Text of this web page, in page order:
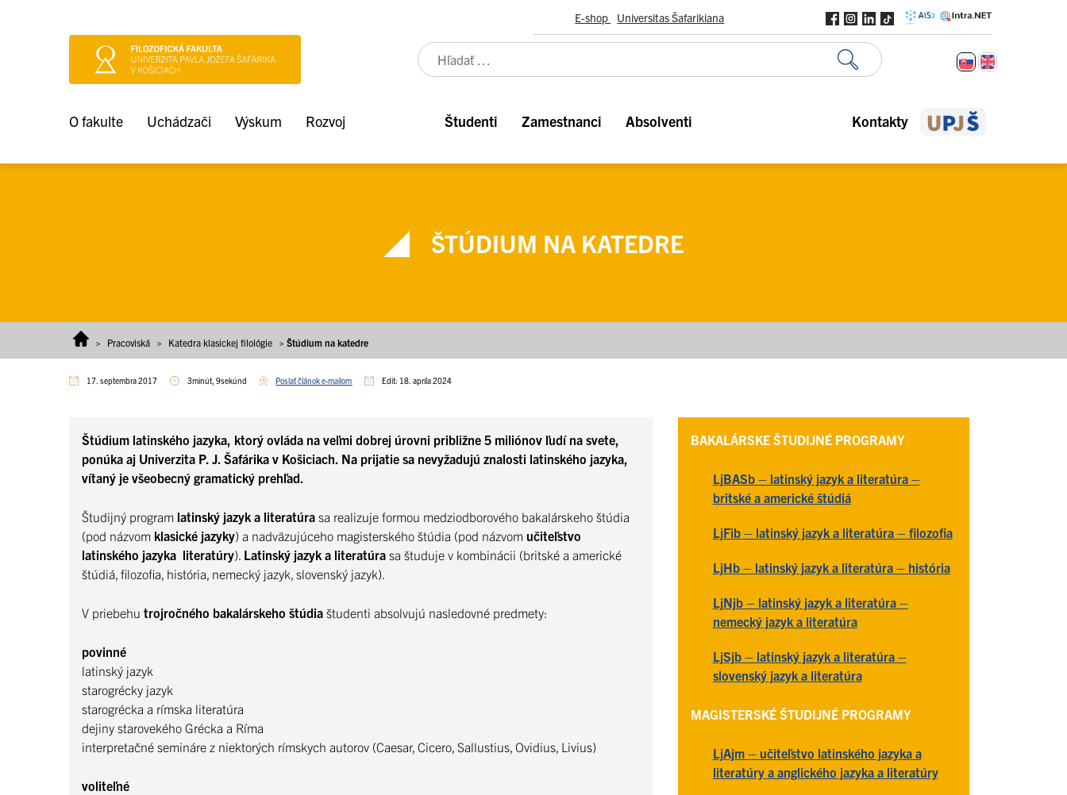
E-shop Universitas Šafarikiana
O fakulte Uchádzači Výskum Rozvoj Študenti Zamestnanci Absolventi Kontakty
ŠTÚDIUM NA KATEDRE
> Pracoviská > Katedra klasickej filológie > Štúdium na katedre
17. septembra 2017 3minút, 9sekúnd Poslať článok e-mailom Edit: 18. apríla 2024
Štúdium latinského jazyka, ktorý ovláda na veľmi dobrej úrovni približne 5 miliónov ľudí na svete,
ponúka aj Univerzita P. J. Šafárika v Košiciach. Na prijatie sa nevyžadujú znalosti latinského jazyka,
vítaný je všeobecný gramatický prehľad.
Študijný program latinský jazyk a literatúra sa realizuje formou medziodborového bakalárskeho štúdia
(pod názvom klasické jazyky) a nadväzujúceho magisterského štúdia (pod názvom učiteľstvo
latinského jazyka literatúry). Latinský jazyk a literatúra sa študuje v kombinácii (britské a americké
štúdiá, filozofia, história, nemecký jazyk, slovenský jazyk).
V priebehu trojročného bakalárskeho štúdia študenti absolvujú nasledovné predmety:
povinné
latinský jazyk
starogrécky jazyk
starogrécka a rímska literatúra
dejiny starovekého Grécka a Ríma
interpretačné semináre z niektorých rímskych autorov (Caesar, Cicero, Sallustius, Ovidius, Livius)
voliteľné
BAKALÁRSKE ŠTUDIJNÉ PROGRAMY
LjBASb – latinský jazyk a literatúra –
britské a americké štúdiá
LjFib – latinský jazyk a literatúra – filozofia
LjHb – latinský jazyk a literatúra – história
LjNjb – latinský jazyk a literatúra –
nemecký jazyk a literatúra
LjSjb – latinský jazyk a literatúra –
slovenský jazyk a literatúra
MAGISTERSKÉ ŠTUDIJNÉ PROGRAMY
LjAjm – učiteľstvo latinského jazyka a
literatúry a anglického jazyka a literatúry